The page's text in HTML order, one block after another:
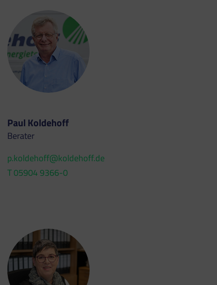
Paul Koldehoff
Berater
p.koldehoff@koldehoff.de
T 05904 9366-0